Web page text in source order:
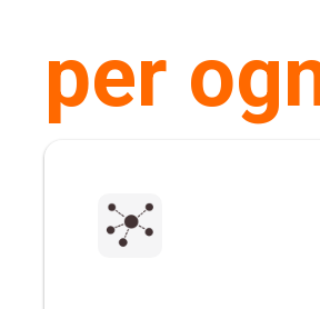
per